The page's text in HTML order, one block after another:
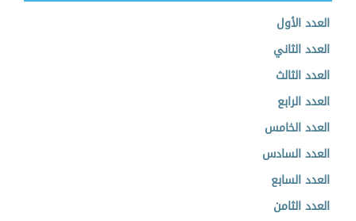
العدد الأول
العدد الثاني
العدد الثالث
العدد الرابع
العدد الخامس
العدد السادس
العدد السابع
العدد الثامن